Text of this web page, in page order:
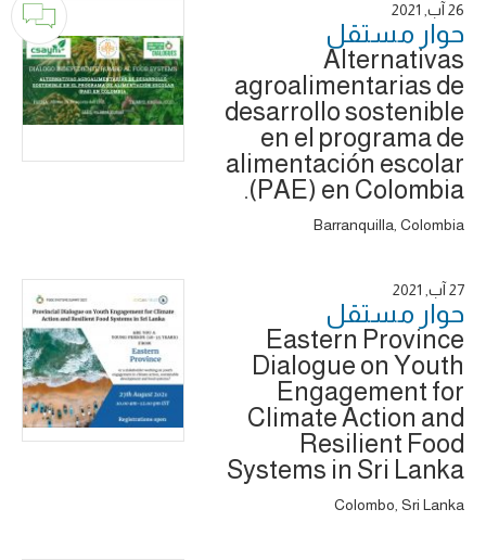
26 آب, 2021
حوار ‎مستقل
Alternativas
agroalimentarias de
desarrollo sostenible
en el programa de
alimentación escolar
(PAE) en Colombia.
Barranquilla, Colombia
27 آب, 2021
حوار ‎مستقل
Eastern Province
Dialogue on Youth
Engagement for
Climate Action and
Resilient Food
Systems in Sri Lanka
Colombo, Sri Lanka